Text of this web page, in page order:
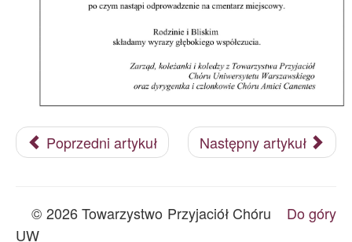
Poprzedni artykuł Następny artykuł
Do góry
© 2026 Towarzystwo Przyjaciół Chóru
UW